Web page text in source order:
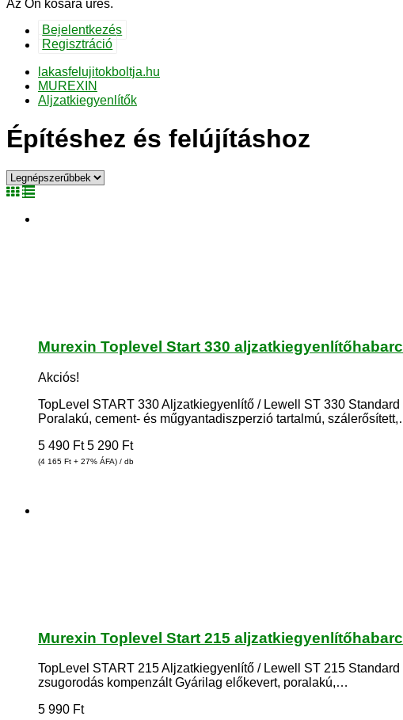
Az Ön kosara üres.
Bejelentkezés
Regisztráció
lakasfelujitokboltja.hu
MUREXIN
Aljzatkiegyenlítők
Építéshez és felújításhoz
Murexin Toplevel Start 330
Akciós!
TopLevel START 330 Aljzatkiegyenlítő / Lewell ST 330
Poralakú, cement- és műgyantadiszperzió tartalmú,
5 490 Ft 5 290 Ft
(4 165 Ft + 27% ÁFA) / db
Murexin Toplevel Start 215
TopLevel START 215 Aljzatkiegyenlítő / Lewell ST 215
zsugorodás kompenzált Gyárilag előkevert, poralakú,…
5 990 Ft